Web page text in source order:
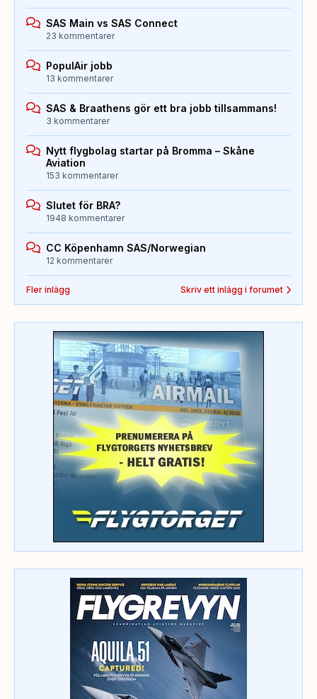
SAS Main vs SAS Connect
23 kommentarer
PopulAir jobb
13 kommentarer
SAS & Braathens gör ett bra jobb tillsammans!
3 kommentarer
Nytt flygbolag startar på Bromma – Skåne
Aviation
153 kommentarer
Slutet för BRA?
1948 kommentarer
CC Köpenhamn SAS/Norwegian
12 kommentarer
Fler inlägg Skriv ett inlägg i forumet